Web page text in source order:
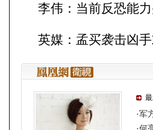
李伟：当前反恐能
英媒：孟买袭击凶